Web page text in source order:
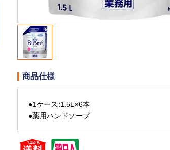
商品仕様
●1ケース:1.5L×6本
●薬用ハンドソープ